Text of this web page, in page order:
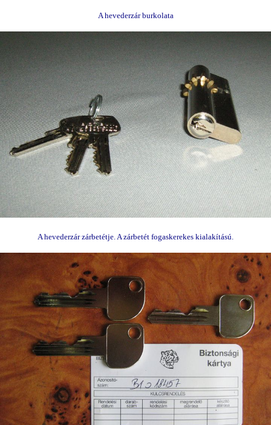
A hevederzár burkolata
A hevederzár zárbetétje. A zárbetét fogaskerekes kialakítású.